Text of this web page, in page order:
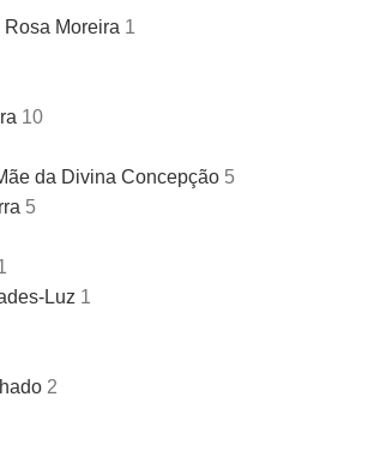
Moreira 1
10
da Divina Concepção 5
5
Luz 1
2